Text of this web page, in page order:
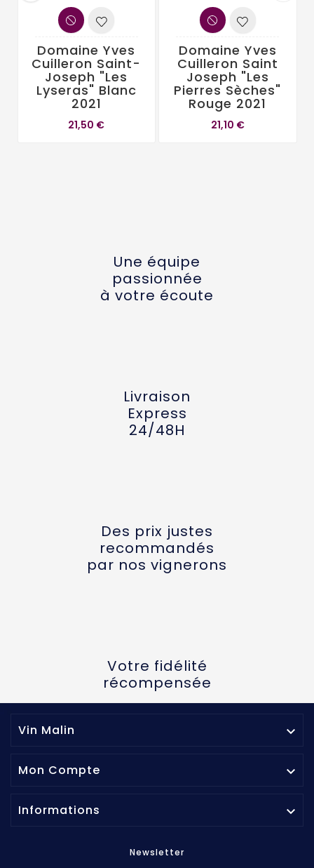
Domaine Yves
Cuilleron Saint-
Joseph "Les
Lyseras" Blanc
2021
21,50 €
Domaine Yves
Cuilleron Saint
Joseph "les
Pierres Sèches"
Rouge 2021
21,10 €
Une équipe
passionnée
à votre écoute
Livraison
Express
24/48H
Des prix justes
recommandés
par nos vignerons
Votre fidélité
récompensée
Vin Malin 
Mon Compte 
Informations 
Newsletter